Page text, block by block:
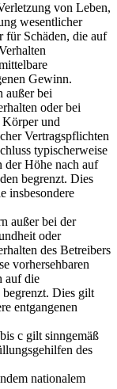
von Leben,
wesentlicher
für Schäden, die auf
Gewinn.
außer bei
oder bei
Körper und
Vertragspflichten
typischerweise
der Höhe nach auf
begrenzt. Dies
insbesondere
außer bei der
oder
des Betreibers
vorhersehbaren
auf die
begrenzt. Dies gilt
entgangenen
c gilt sinngemäß
des
nationalem